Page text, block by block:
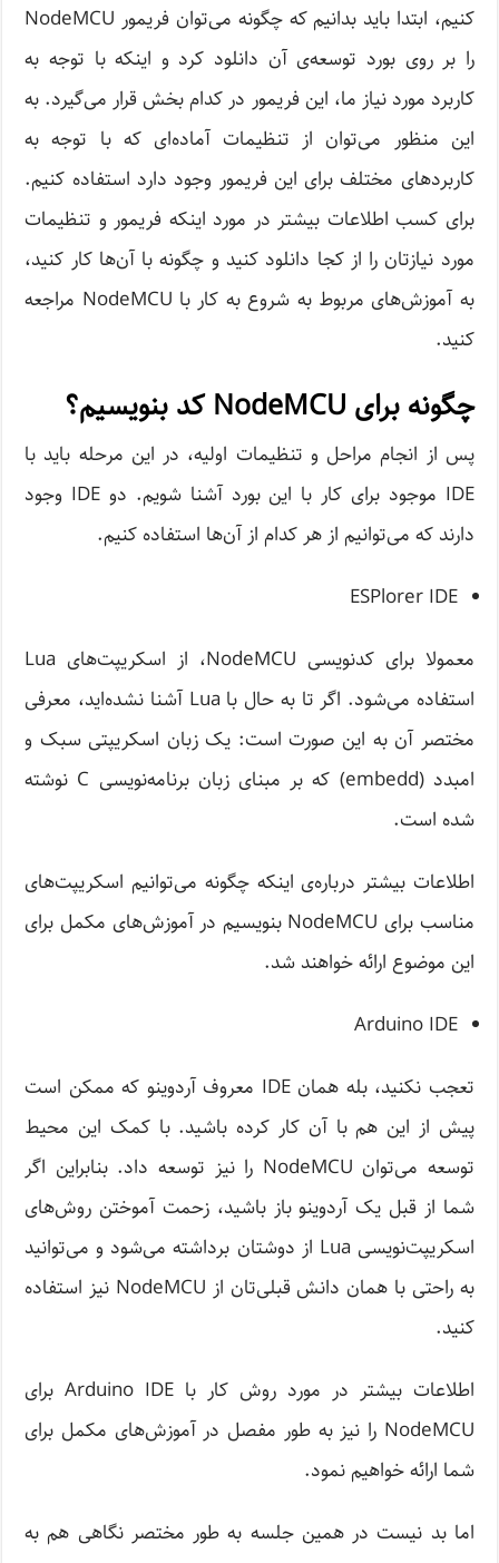
کنیم، ابتدا باید بدانیم که چگونه می‌توان فریمور NodeMCU
را بر روی بورد توسعه‌ی آن دانلود کرد و اینکه با توجه به
کاربرد مورد نیاز ما، این فریمور در کدام بخش قرار می‌گیرد. به
این منظور می‌توان از تنظیمات آماده‌ای که با توجه به
کاربردهای مختلف برای این فریمور وجود دارد استفاده کنیم.
برای کسب اطلاعات بیشتر در مورد اینکه فریمور و تنظیمات
مورد نیازتان را از کجا دانلود کنید و چگونه با آن‌ها کار کنید،
به آموزش‌های مربوط به شروع به کار با NodeMCU مراجعه
کنید.
چگونه برای NodeMCU کد بنویسیم؟
پس از انجام مراحل و تنظیمات اولیه، در این مرحله باید با
IDE موجود برای کار با این بورد آشنا شویم. دو IDE وجود
دارند که می‌توانیم از هر کدام از آن‌ها استفاده کنیم.
ESPlorer IDE
معمولا برای کدنویسی NodeMCU، از اسکریپت‌های Lua
استفاده می‌شود. اگر تا به حال با Lua آشنا نشده‌اید، معرفی
مختصر آن به این صورت است: یک زبان اسکریپتی سبک و
امبدد (embedd) که بر مبنای زبان برنامه‌نویسی C نوشته
شده است.
اطلاعات بیشتر درباره‌ی اینکه چگونه می‌توانیم اسکریپت‌های
مناسب برای NodeMCU بنویسیم در آموزش‌های مکمل برای
این موضوع ارائه خواهند شد.
Arduino IDE
تعجب نکنید، بله همان IDE معروف آردوینو که ممکن است
پیش از این هم با آن کار کرده باشید. با کمک این محیط
توسعه می‌‌توان NodeMCU را نیز توسعه داد. بنابراین اگر
شما از قبل یک آردوینو باز باشید، زحمت آموختن روش‌های
اسکریپت‌نویسی Lua از دوشتان برداشته می‌شود و می‌توانید
به راحتی با همان دانش قبلی‌تان از NodeMCU نیز استفاده
کنید.
اطلاعات بیشتر در مورد روش کار با Arduino IDE برای
NodeMCU را نیز به طور مفصل در آموزش‌های مکمل برای
شما ارائه خواهیم نمود.
اما بد نیست در همین جلسه به طور مختصر نگاهی هم به